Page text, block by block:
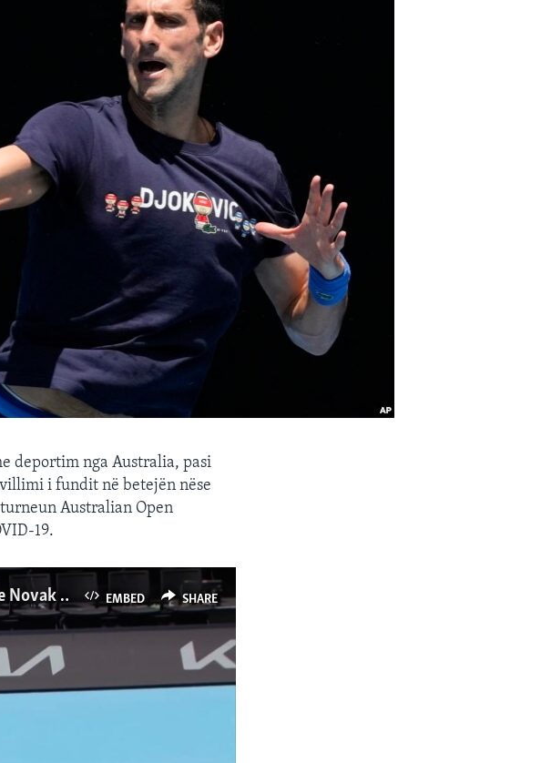
deportim nga Australia, pasi
i fundit në betejën nëse
Australian Open
19.
EMBED SHARE
Qeveria australiane anulon për herë të dytë vizën e Novak Gjokoviçit